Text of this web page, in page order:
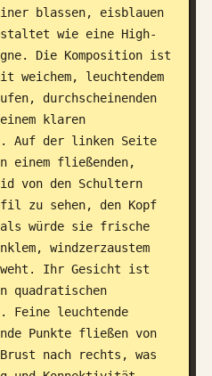
blassen, eisblauen
wie eine High-
Die Komposition ist
leuchtendem
durchscheinenden
klaren
Auf der linken Seite
einem fließenden,
von den Schultern
zu sehen, den Kopf
würde sie frische
windzerzaustem
weht. Ihr Gesicht ist
quadratischen
Feine leuchtende
Punkte fließen von
nach rechts, was